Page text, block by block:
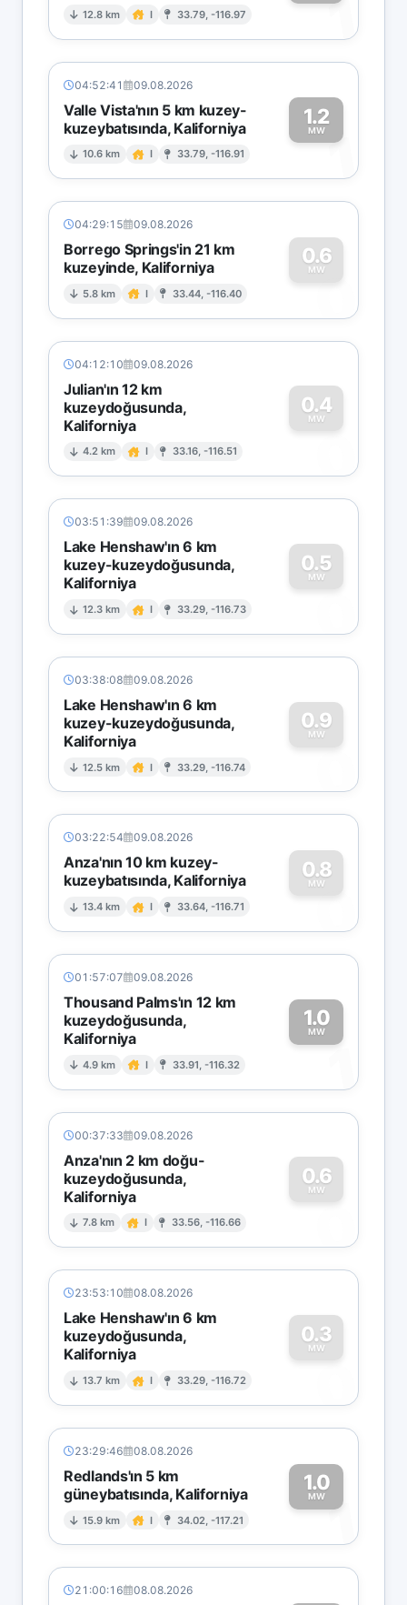
12.8 km I 33.79, -116.97 1
04:52:41 09.08.2026
Valle Vista'nın 5 km kuzey-
kuzeybatısında, Kaliforniya
10.6 km I 33.79, -116.91
1.2
MW1
04:29:15 09.08.2026
Borrego Springs'in 21 km
kuzeyinde, Kaliforniya
5.8 km I 33.44, -116.40
0.6
MW
0
04:12:10 09.08.2026
Julian'ın 12 km
kuzeydoğusunda,
Kaliforniya
4.2 km I 33.16, -116.51
0.4
MW
0
03:51:39 09.08.2026
Lake Henshaw'ın 6 km
kuzey-kuzeydoğusunda,
Kaliforniya
12.3 km I 33.29, -116.73
0.5
MW
0
03:38:08 09.08.2026
Lake Henshaw'ın 6 km
kuzey-kuzeydoğusunda,
Kaliforniya
12.5 km I 33.29, -116.74
0.9
MW
0
03:22:54 09.08.2026
Anza'nın 10 km kuzey-
kuzeybatısında, Kaliforniya
13.4 km I 33.64, -116.71
0.8
MW
0
01:57:07 09.08.2026
Thousand Palms'ın 12 km
kuzeydoğusunda,
Kaliforniya
4.9 km I 33.91, -116.32
1.0
MW
1
00:37:33 09.08.2026
Anza'nın 2 km doğu-
kuzeydoğusunda,
Kaliforniya
7.8 km I 33.56, -116.66
0.6
MW
0
23:53:10 08.08.2026
Lake Henshaw'ın 6 km
kuzeydoğusunda,
Kaliforniya
13.7 km I 33.29, -116.72
0.3
MW
0
23:29:46 08.08.2026
Redlands'ın 5 km
güneybatısında, Kaliforniya
15.9 km I 34.02, -117.21
1.0
MW1
21:00:16 08.08.2026